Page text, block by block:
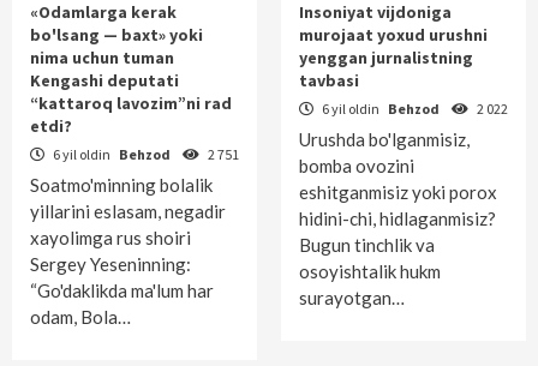
«Odamlarga kerak
bo'lsang — baxt» yoki
nima uchun tuman
Kengashi deputati
“kattaroq lavozim”ni rad
etdi?
6 yil oldin Behzod 2 751
Soatmo'minning bolalik
yillarini eslasam, negadir
xayolimga rus shoiri
Sergey Yeseninning:
“Go'daklikda ma'lum har
odam, Bola…
Insoniyat vijdoniga
murojaat yoxud urushni
yenggan jurnalistning
tavbasi
6 yil oldin Behzod 2 022
Urushda bo'lganmisiz,
bomba ovozini
eshitganmisiz yoki porox
hidini-chi, hidlaganmisiz?
Bugun tinchlik va
osoyishtalik hukm
surayotgan…